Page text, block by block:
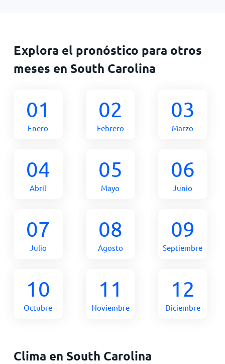
Explora el pronóstico para otros
meses en South Carolina
01
Enero
02
Febrero
03
Marzo
04
Abril
05
Mayo
06
Junio
07
Julio
08
Agosto
09
Septiembre
10
Octubre
11
Noviembre
12
Diciembre
Clima en South Carolina